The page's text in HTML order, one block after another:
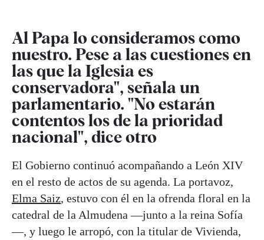
Al Papa lo consideramos como
nuestro. Pese a las cuestiones en
las que la Iglesia es
conservadora", señala un
parlamentario. "No estarán
contentos los de la prioridad
nacional", dice otro
El Gobierno continuó acompañando a León XIV
en el resto de actos de su agenda. La portavoz,
Elma Saiz, estuvo con él en la ofrenda floral en la
catedral de la Almudena —junto a la reina Sofía
—, y luego le arropó, con la titular de Vivienda,